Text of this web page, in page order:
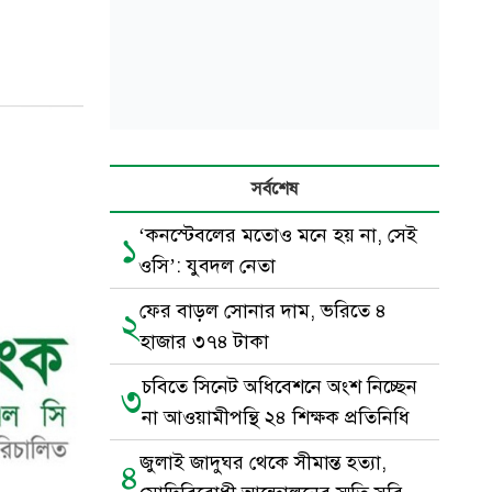
সর্বশেষ
১‘কনস্টেবলের মতোও মনে হয় না, সেই
ওসি’: যুবদল নেতা
২ফের বাড়ল সোনার দাম, ভরিতে ৪
হাজার ৩৭৪ টাকা
৩চবিতে সিনেট অধিবেশনে অংশ নিচ্ছেন
না আওয়ামীপন্থি ২৪ শিক্ষক প্রতিনিধি
৪জুলাই জাদুঘর থেকে সীমান্ত হত্যা,